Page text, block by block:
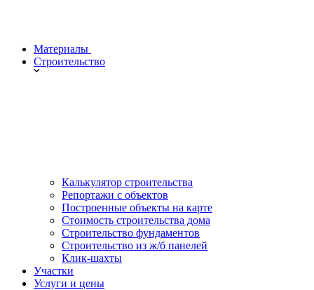
Материалы
Строительство
Калькулятор строительства
Репортажи с объектов
Построенные объекты на карте
Стоимость строительства дома
Строительство фундаментов
Строительство из ж/б панелей
Клик-шахты
Участки
Услуги и цены